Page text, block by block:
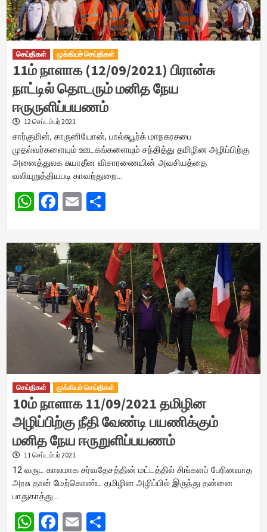
செய்திகள் முக்கியச் செய்திகள்
11ம் நாளாக (12/09/2021) பிரான்சு
நாட்டில் தொடரும் மனித நேய
ஈருருளிப்பயணம்
12 செப்டம்பர் 2021
சார்குமின், சாருனியோன், பால்சுபூர்க் மாநகரசபை
முதல்வர்களையும் ஊடகங்களையும் சந்தித்து தமிழின அழிப்பிற்கு
அனைத்துலக சுயாதீன விசாரணையின் அவசியத்தை
வலியுறுத்தியபடி காவற்துறை…
WhatsApp
Facebook
Email
செய்திகள் முக்கியச் செய்திகள்
10ம் நாளாக 11/09/2021 தமிழின
அழிப்பிற்கு நீதி வேண்டி பயணிக்கும்
மனித நேய ஈருறுளிப்பயணம்
11 செப்டம்பர் 2021
12 வருட காலமாக சர்வதேசத்தின் மட்டத்தில் சிங்களப் பேரினவாத
அரசு தான் மேற்கொண்ட தமிழின அழிப்பில் இருந்து தன்னை
பாதுகாத்து…
WhatsApp
Facebook
Email